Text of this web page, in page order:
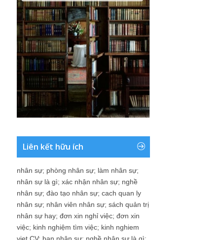
Liên kết hữu ích
nhân sự; phòng nhân sự; làm nhân sự;
nhân sự là gì; xác nhận nhân sự; nghề
nhân sự; đào tạo nhân sự; cach quan ly
nhân sự; nhân viên nhân sự; sách quản trị
nhân sự hay; đơn xin nghỉ việc; đơn xin
việc; kinh nghiệm tìm việc; kinh nghiem